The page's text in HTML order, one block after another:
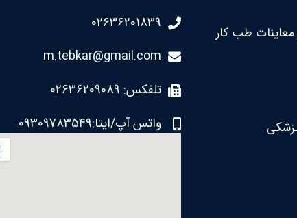
طب کار
02636201839
m.tebkar@gmail.com
تلفکس: 02636209089
واتس آپ/ایتا:09309783549